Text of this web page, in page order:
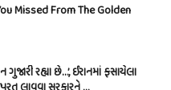
Missed From The Golden
રહ્યા છે…’, ઈરાનમાં ફસાયેલા